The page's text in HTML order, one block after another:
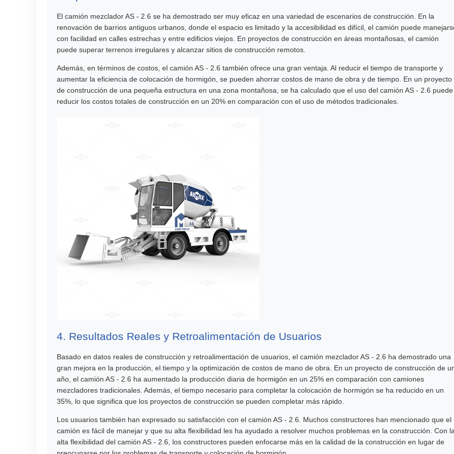
El camión mezclador AS - 2.6 se ha demostrado ser muy eficaz en una variedad de escenarios de construcción. En la
renovación de barrios antiguos urbanos, donde el espacio es limitado y la accesibilidad es difícil, el camión puede
con facilidad en calles estrechas y entre edificios viejos. En proyectos de construcción en áreas montañosas, el camión
puede superar terrenos irregulares y alcanzar sitios de construcción remotos.
Además, en términos de costos, el camión AS - 2.6 también ofrece una gran ventaja. Al reducir el tiempo de transporte y
aumentar la eficiencia de colocación de hormigón, se pueden ahorrar costos de mano de obra y de tiempo. En un proyecto
de construcción de una pequeña estructura en una zona montañosa, se ha calculado que el uso del camión AS - 2.6 puede
reducir los costos totales de construcción en un 20% en comparación con el uso de métodos tradicionales.
4. Resultados Reales y Retroalimentación de Usuarios
Basado en datos reales de construcción y retroalimentación de usuarios, el camión mezclador AS - 2.6 ha demostrado una
gran mejora en la producción, el tiempo y la optimización de costos de mano de obra. En un proyecto de construcción de
año, el camión AS - 2.6 ha aumentado la producción diaria de hormigón en un 25% en comparación con camiones
mezcladores tradicionales. Además, el tiempo necesario para completar la colocación de hormigón se ha reducido en un
35%, lo que significa que los proyectos de construcción se pueden completar más rápido.
Los usuarios también han expresado su satisfacción con el camión AS - 2.6. Muchos constructores han mencionado que el
camión es fácil de manejar y que su alta flexibilidad les ha ayudado a resolver muchos problemas en la construcción. Con
alta flexibilidad del camión AS - 2.6, los constructores pueden enfocarse más en la calidad de la construcción en lugar de